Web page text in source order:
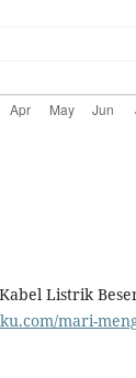
Listrik
mari-